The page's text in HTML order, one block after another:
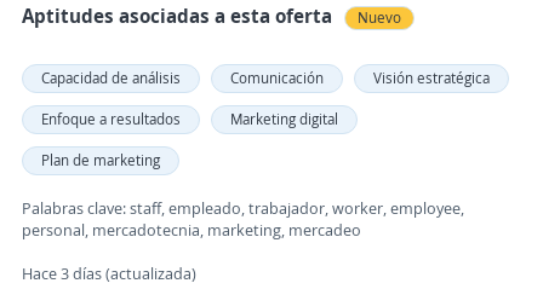
Aptitudes asociadas a esta oferta Nuevo
Capacidad de análisis Comunicación
Visión estratégica
Enfoque a resultados
Marketing digital
Plan de marketing
Palabras clave: staff, empleado, trabajador, worker, employee,
personal, mercadotecnia, marketing, mercadeo
Hace 3 días (actualizada)